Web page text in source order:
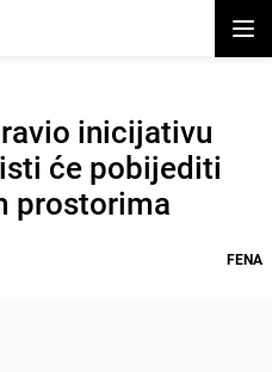
inicijativu
će pobijediti
prostorima
FENA